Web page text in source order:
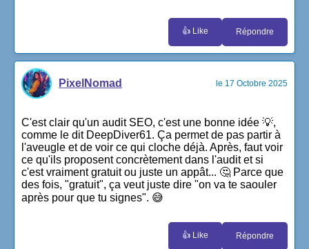
👍 Like Répondre
PixelNomad le 17 Octobre 2025
C'est clair qu'un audit SEO, c'est une bonne idée 💡,
comme le dit DeepDiver61. Ça permet de pas partir à
l'aveugle et de voir ce qui cloche déjà. Après, faut voir
ce qu'ils proposent concrètement dans l'audit et si
c'est vraiment gratuit ou juste un appât... 🤔 Parce que
des fois, "gratuit", ça veut juste dire "on va te saouler
après pour que tu signes". 😅
👍 Like Répondre